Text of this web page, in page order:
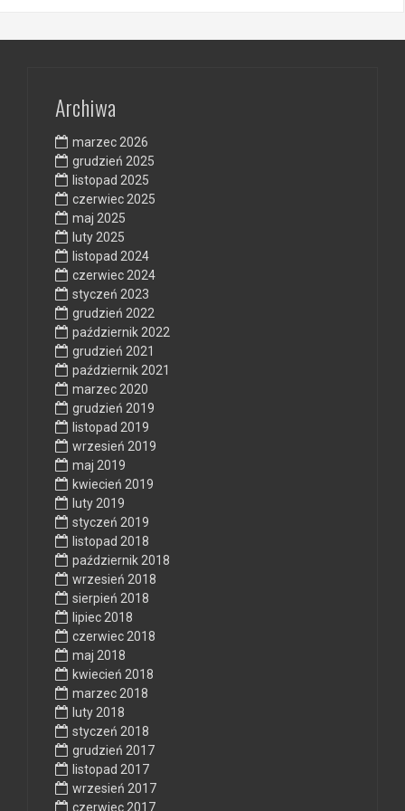
Archiwa
marzec 2026
grudzień 2025
listopad 2025
czerwiec 2025
maj 2025
luty 2025
listopad 2024
czerwiec 2024
styczeń 2023
grudzień 2022
październik 2022
grudzień 2021
październik 2021
marzec 2020
grudzień 2019
listopad 2019
wrzesień 2019
maj 2019
kwiecień 2019
luty 2019
styczeń 2019
listopad 2018
październik 2018
wrzesień 2018
sierpień 2018
lipiec 2018
czerwiec 2018
maj 2018
kwiecień 2018
marzec 2018
luty 2018
styczeń 2018
grudzień 2017
listopad 2017
wrzesień 2017
czerwiec 2017